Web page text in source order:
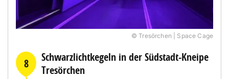
© Tresörchen | Space Cage
8
Schwarzlichtkegeln in der Südstadt-Kneipe
Tresörchen